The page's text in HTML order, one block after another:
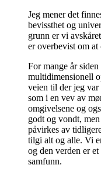
Jeg mener det
bevissthet og
grunn er vi
er overbevist om at
For mange år
multidimensionell
veien til der jeg var
som i en vev av
omgivelsene og
godt og vondt,
påvirkes av
tilgi alt og alle. Vi
og den verden er
samfunn.